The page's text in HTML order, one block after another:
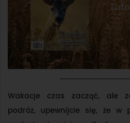
Wakacje czas zacząć, ale
podróż, upewnijcie się, że w